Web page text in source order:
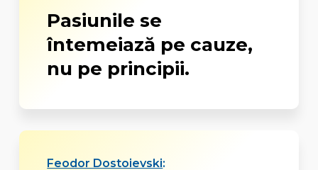
Pasiunile se
întemeiază pe cauze,
nu pe principii.
Feodor Dostoievski: